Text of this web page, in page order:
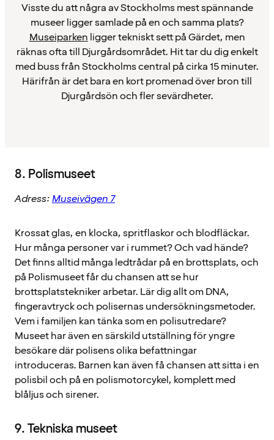
Visste du att några av Stockholms mest spännande
museer ligger samlade på en och samma plats?
Museiparken ligger tekniskt sett på Gärdet, men
räknas ofta till Djurgårdsområdet. Hit tar du dig enkelt
med buss från Stockholms central på cirka 15 minuter.
Härifrån är det bara en kort promenad över bron till
Djurgårdsön och fler sevärdheter.
8. Polismuseet
Adress:Museivägen 7
Krossat glas, en klocka, spritflaskor och blodfläckar.
Hur många personer var i rummet? Och vad hände?
Det finns alltid många ledtrådar på en brottsplats, och
på Polismuseet får du chansen att se hur
brottsplatstekniker arbetar. Lär dig allt om DNA,
fingeravtryck och polisernas undersökningsmetoder.
Vem i familjen kan tänka som en polisutredare?
Museet har även en särskild utställning för yngre
besökare där polisens olika befattningar
introduceras. Barnen kan även få chansen att sitta i en
polisbil och på en polismotorcykel, komplett med
blåljus och sirener.
9. Tekniska museet